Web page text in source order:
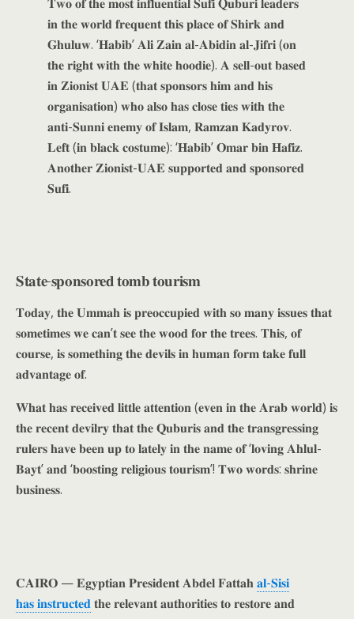
𝐢𝐧 𝐭𝐡𝐞 𝐰𝐨𝐫𝐥𝐝 𝐟𝐫𝐞𝐪𝐮𝐞𝐧𝐭 𝐭𝐡𝐢𝐬 𝐩𝐥𝐚𝐜𝐞 𝐨𝐟 𝐒𝐡𝐢𝐫𝐤 𝐚𝐧𝐝
𝐆𝐡𝐮𝐥𝐮𝐰. ‘𝐇𝐚𝐛𝐢𝐛’ 𝐀𝐥𝐢 𝐙𝐚𝐢𝐧 𝐚𝐥-𝐀𝐛𝐢𝐝𝐢𝐧 𝐚𝐥-𝐉𝐢𝐟𝐫𝐢 (𝐨𝐧
𝐭𝐡𝐞 𝐫𝐢𝐠𝐡𝐭 𝐰𝐢𝐭𝐡 𝐭𝐡𝐞 𝐰𝐡𝐢𝐭𝐞 𝐡𝐨𝐨𝐝𝐢𝐞). 𝐀 𝐬𝐞𝐥𝐥-𝐨𝐮𝐭 𝐛𝐚𝐬𝐞𝐝
𝐢𝐧 𝐙𝐢𝐨𝐧𝐢𝐬𝐭 𝐔𝐀𝐄 (𝐭𝐡𝐚𝐭 𝐬𝐩𝐨𝐧𝐬𝐨𝐫𝐬 𝐡𝐢𝐦 𝐚𝐧𝐝 𝐡𝐢𝐬
𝐨𝐫𝐠𝐚𝐧𝐢𝐬𝐚𝐭𝐢𝐨𝐧) 𝐰𝐡𝐨 𝐚𝐥𝐬𝐨 𝐡𝐚𝐬 𝐜𝐥𝐨𝐬𝐞 𝐭𝐢𝐞𝐬 𝐰𝐢𝐭𝐡 𝐭𝐡𝐞
𝐚𝐧𝐭𝐢-𝐒𝐮𝐧𝐧𝐢 𝐞𝐧𝐞𝐦𝐲 𝐨𝐟 𝐈𝐬𝐥𝐚𝐦, 𝐑𝐚𝐦𝐳𝐚𝐧 𝐊𝐚𝐝𝐲𝐫𝐨𝐯.
𝐋𝐞𝐟𝐭 (𝐢𝐧 𝐛𝐥𝐚𝐜𝐤 𝐜𝐨𝐬𝐭𝐮𝐦𝐞): ‘𝐇𝐚𝐛𝐢𝐛’ 𝐎𝐦𝐚𝐫 𝐛𝐢𝐧 𝐇𝐚𝐟𝐢𝐳.
𝐀𝐧𝐨𝐭𝐡𝐞𝐫 𝐙𝐢𝐨𝐧𝐢𝐬𝐭-𝐔𝐀𝐄 𝐬𝐮𝐩𝐩𝐨𝐫𝐭𝐞𝐝 𝐚𝐧𝐝 𝐬𝐩𝐨𝐧𝐬𝐨𝐫𝐞𝐝
𝐒𝐮𝐟𝐢.
𝐒𝐭𝐚𝐭𝐞-𝐬𝐩𝐨𝐧𝐬𝐨𝐫𝐞𝐝 𝐭𝐨𝐦𝐛 𝐭𝐨𝐮𝐫𝐢𝐬𝐦
𝐓𝐨𝐝𝐚𝐲, 𝐭𝐡𝐞 𝐔𝐦𝐦𝐚𝐡 𝐢𝐬 𝐩𝐫𝐞𝐨𝐜𝐜𝐮𝐩𝐢𝐞𝐝 𝐰𝐢𝐭𝐡 𝐬𝐨 𝐦𝐚𝐧𝐲 𝐢𝐬𝐬𝐮𝐞𝐬 𝐭𝐡𝐚𝐭
𝐬𝐨𝐦𝐞𝐭𝐢𝐦𝐞𝐬 𝐰𝐞 𝐜𝐚𝐧’𝐭 𝐬𝐞𝐞 𝐭𝐡𝐞 𝐰𝐨𝐨𝐝 𝐟𝐨𝐫 𝐭𝐡𝐞 𝐭𝐫𝐞𝐞𝐬. 𝐓𝐡𝐢𝐬, 𝐨𝐟
𝐜𝐨𝐮𝐫𝐬𝐞, 𝐢𝐬 𝐬𝐨𝐦𝐞𝐭𝐡𝐢𝐧𝐠 𝐭𝐡𝐞 𝐝𝐞𝐯𝐢𝐥𝐬 𝐢𝐧 𝐡𝐮𝐦𝐚𝐧 𝐟𝐨𝐫𝐦 𝐭𝐚𝐤𝐞 𝐟𝐮𝐥𝐥
𝐚𝐝𝐯𝐚𝐧𝐭𝐚𝐠𝐞 𝐨𝐟.
𝐖𝐡𝐚𝐭 𝐡𝐚𝐬 𝐫𝐞𝐜𝐞𝐢𝐯𝐞𝐝 𝐥𝐢𝐭𝐭𝐥𝐞 𝐚𝐭𝐭𝐞𝐧𝐭𝐢𝐨𝐧 (𝐞𝐯𝐞𝐧 𝐢𝐧 𝐭𝐡𝐞 𝐀𝐫𝐚𝐛 𝐰𝐨𝐫𝐥𝐝) 𝐢𝐬
𝐭𝐡𝐞 𝐫𝐞𝐜𝐞𝐧𝐭 𝐝𝐞𝐯𝐢𝐥𝐫𝐲 𝐭𝐡𝐚𝐭 𝐭𝐡𝐞 𝐐𝐮𝐛𝐮𝐫𝐢𝐬 𝐚𝐧𝐝 𝐭𝐡𝐞 𝐭𝐫𝐚𝐧𝐬𝐠𝐫𝐞𝐬𝐬𝐢𝐧𝐠
𝐫𝐮𝐥𝐞𝐫𝐬 𝐡𝐚𝐯𝐞 𝐛𝐞𝐞𝐧 𝐮𝐩 𝐭𝐨 𝐥𝐚𝐭𝐞𝐥𝐲 𝐢𝐧 𝐭𝐡𝐞 𝐧𝐚𝐦𝐞 𝐨𝐟 ‘𝐥𝐨𝐯𝐢𝐧𝐠 𝐀𝐡𝐥𝐮𝐥-
𝐁𝐚𝐲𝐭’ 𝐚𝐧𝐝 ‘𝐛𝐨𝐨𝐬𝐭𝐢𝐧𝐠 𝐫𝐞𝐥𝐢𝐠𝐢𝐨𝐮𝐬 𝐭𝐨𝐮𝐫𝐢𝐬𝐦’! 𝐓𝐰𝐨 𝐰𝐨𝐫𝐝𝐬: 𝐬𝐡𝐫𝐢𝐧𝐞
𝐛𝐮𝐬𝐢𝐧𝐞𝐬𝐬.
𝐂𝐀𝐈𝐑𝐎 — 𝐄𝐠𝐲𝐩𝐭𝐢𝐚𝐧 𝐏𝐫𝐞𝐬𝐢𝐝𝐞𝐧𝐭 𝐀𝐛𝐝𝐞𝐥 𝐅𝐚𝐭𝐭𝐚𝐡𝐚𝐥-𝐒𝐢𝐬𝐢
𝐡𝐚𝐬 𝐢𝐧𝐬𝐭𝐫𝐮𝐜𝐭𝐞𝐝𝐭𝐡𝐞 𝐫𝐞𝐥𝐞𝐯𝐚𝐧𝐭 𝐚𝐮𝐭𝐡𝐨𝐫𝐢𝐭𝐢𝐞𝐬 𝐭𝐨 𝐫𝐞𝐬𝐭𝐨𝐫𝐞 𝐚𝐧𝐝